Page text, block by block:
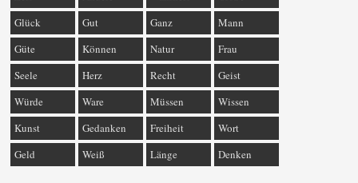
Glück
Gut Ganz
Mann
Güte
Können Natur
Frau
Seele
Herz Recht
Geist
Würde
Ware Müssen
Wissen
Kunst
Gedanken Freiheit
Wort
Geld
Weiß Länge Denken